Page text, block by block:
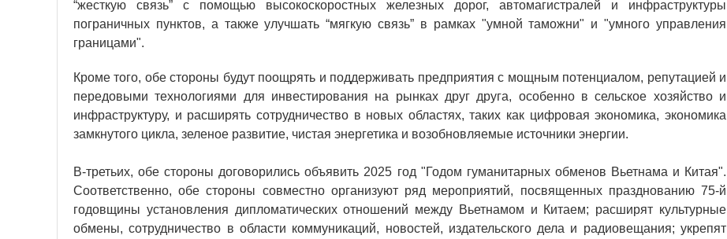
“жесткую связь” с помощью высокоскоростных железных дорог, автомагистралей и инфраструктуры
пограничных пунктов, а также улучшать “мягкую связь” в рамках "умной таможни" и "умного управления
границами".
Кроме того, обе стороны будут поощрять и поддерживать предприятия с мощным потенциалом, репутацией и
передовыми технологиями для инвестирования на рынках друг друга, особенно в сельское хозяйство и
инфраструктуру, и расширять сотрудничество в новых областях, таких как цифровая экономика, экономика
замкнутого цикла, зеленое развитие, чистая энергетика и возобновляемые источники энергии.
В-третьих, обе стороны договорились объявить 2025 год "Годом гуманитарных обменов Вьетнама и Китая".
Соответственно, обе стороны совместно организуют ряд мероприятий, посвященных празднованию 75-й
годовщины установления дипломатических отношений между Вьетнамом и Китаем; расширят культурные
обмены, сотрудничество в области коммуникаций, новостей, издательского дела и радиовещания; укрепят